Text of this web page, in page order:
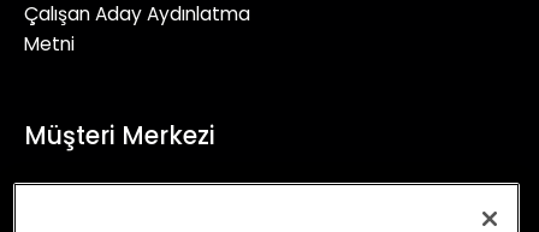
Çalışan Aday Aydınlatma
Metni
Müşteri Merkezi